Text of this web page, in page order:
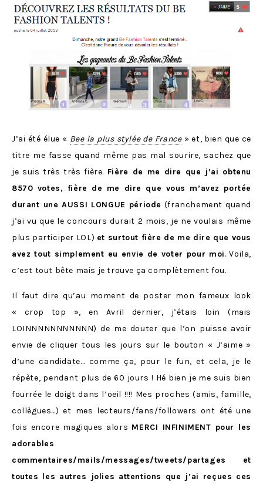
J’ai été élue « Bee la plus stylée de France» et, bien que ce
titre me fasse quand même pas mal sourire, sachez que
je suis très très fière. Fière de me dire que j’ai obtenu
8570 votes, fière de me dire que vous m’avez portée
durant une AUSSI LONGUE période (franchement quand
j’ai vu que le concours durait 2 mois, je ne voulais même
plus participer LOL) et surtout fière de me dire que vous
avez tout simplement eu envie de voter pour moi. Voila,
c’est tout bête mais je trouve ça complètement fou.
Il faut dire qu’au moment de poster mon fameux look
« crop top », en Avril dernier, j’étais loin (mais
LOINNNNNNNNNNN) de me douter que l’on puisse avoir
envie de cliquer tous les jours sur le bouton « J’aime »
d’une candidate… comme ça, pour le fun, et cela, je le
répète, pendant plus de 60 jours ! Hé bien je me suis bien
fourrée le doigt dans l’oeil !!!! Mes proches (amis, famille,
collègues…) et mes lecteurs/fans/followers ont été une
fois encore magiques alors MERCI INFINIMENT pour les
adorables
commentaires/mails/messages/tweets/partages et
toutes les autres jolies attentions que j’ai reçues ces